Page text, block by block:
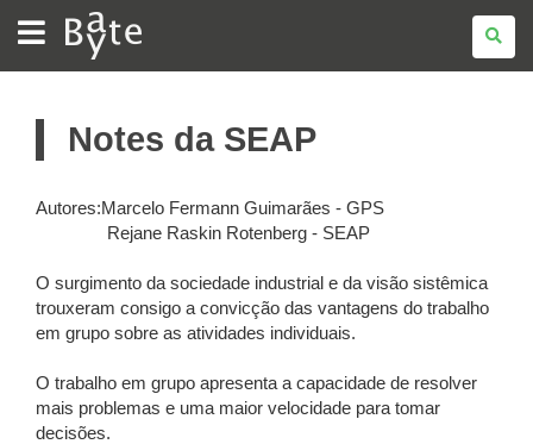
BATE
BYTE
Notes da SEAP
Autores:Marcelo Fermann Guimarães - GPS
Rejane Raskin Rotenberg - SEAP
O surgimento da sociedade industrial e da visão sistêmica
trouxeram consigo a convicção das vantagens do trabalho
em grupo sobre as atividades individuais.
O trabalho em grupo apresenta a capacidade de resolver
mais problemas e uma maior velocidade para tomar
decisões.